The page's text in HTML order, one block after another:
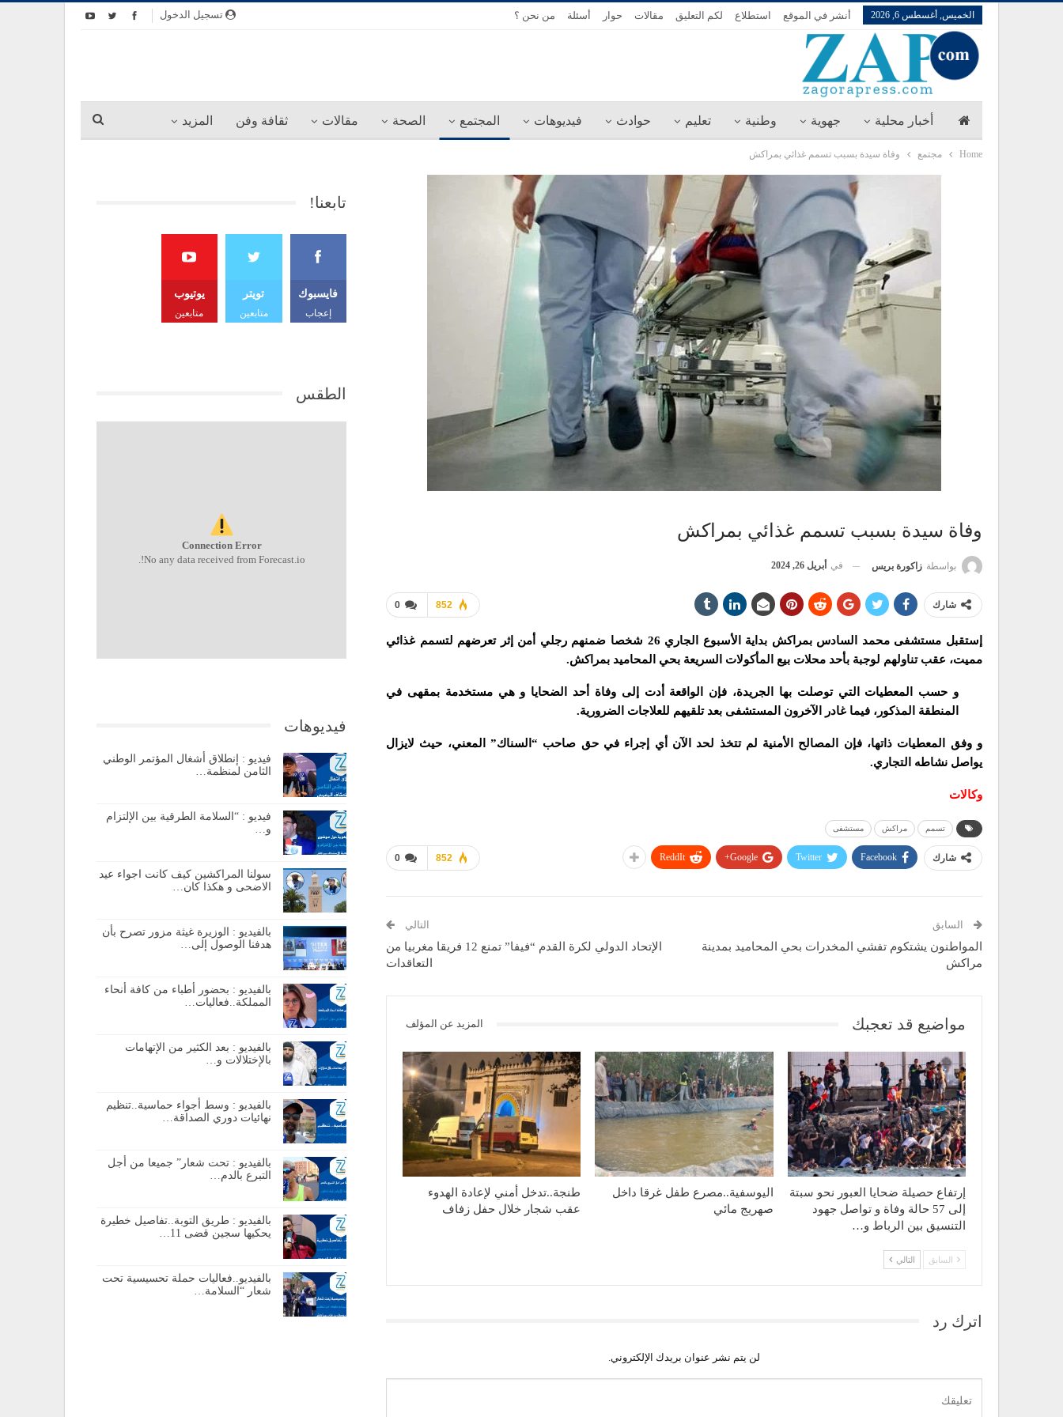
تسجيل الدخول الخميس, أغسطس 6, 2026 أنشر في الموقع استطلاع لكم التعليق مقالات حوار أسئلة من نحن ؟
أخبار محلية جهوية وطنية تعليم حوادث فيديوهات المجتمع الصحة مقالات ثقافة وفن المزيد
Home مجتمع وفاة سيدة بسبب تسمم غذائي بمراكش
وفاة سيدة بسبب تسمم غذائي بمراكش
بواسطة زاكورة بريس في أبريل 26, 2024
0 852 شارك
إستقبل مستشفى محمد السادس بمراكش بداية الأسبوع الجاري 26 شخصا ضمنهم رجلي أمن إثر تعرضهم لتسمم غذائي
مميت، عقب تناولهم لوجبة بأحد محلات بيع المأكولات السريعة بحي المحاميد بمراكش.
و حسب المعطيات التي توصلت بها الجريدة، فإن الواقعة أدت إلى وفاة أحد الضحايا و هي مستخدمة بمقهى في
المنطقة المذكور، فيما غادر الآخرون المستشفى بعد تلقيهم للعلاجات الضرورية.
و وفق المعطيات ذاتها، فإن المصالح الأمنية لم تتخذ لحد الآن أي إجراء في حق صاحب “السناك” المعني، حيث لايزال
يواصل نشاطه التجاري.
وكالات
تسمم مراكش مستشفى
0 852 شارك Facebook
Twitter
Google+
ReddIt
السابق
المواطنون يشتكوم تفشي المخدرات بحي المحاميد بمدينة
مراكش
التالي
الإتحاد الدولي لكرة القدم “فيفا” تمنع 12 فريقا مغربيا من
التعاقدات
مواضيع قد تعجبك المزيد عن المؤلف
إرتفاع حصيلة ضحايا العبور نحو سبتة
إلى 57 حالة وفاة و تواصل جهود
التنسيق بين الرباط و…
اليوسفية..مصرع طفل غرقا داخل
صهريج مائي
طنجة..تدخل أمني لإعادة الهدوء
عقب شجار خلال حفل زفاف
السابق التالي
اترك رد
لن يتم نشر عنوان بريدك الإلكتروني.
تابعنا!
فايسبوك
إعجاب
تويتر
متابعين
يوتيوب
متابعين
الطقس
Connection Error
No any data received from Forecast.io!.
فيديوهات
فيديو : إنطلاق أشغال المؤتمر الوطني
الثامن لمنظمة…
فيديو : “السلامة الطرقية بين الإلتزام
و…
سولنا المراكشين كيف كانت اجواء عيد
الاضحى و هكذا كان…
بالفيديو : الوزيرة غيثة مزور تصرح بأن
هدفنا الوصول إلى…
بالفيديو : بحضور أطباء من كافة أنحاء
المملكة..فعاليات…
بالفيديو : بعد الكثير من الإتهامات
بالإختلالات و…
بالفيديو : وسط أجواء حماسية..تنظيم
نهائيات دوري الصداقة…
بالفيديو : تحت شعار” جميعا من أجل
التبرع بالدم…
بالفيديو : طريق التوبة..تفاصيل خطيرة
يحكيها سجين قضى 11…
بالفيديو..فعاليات حملة تحسيسية تحت
شعار “السلامة…